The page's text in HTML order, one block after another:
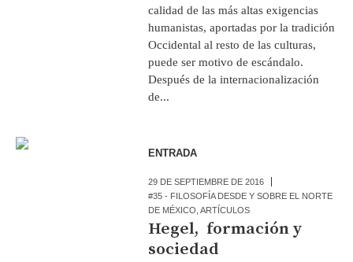
calidad de las más altas exigencias
humanistas, aportadas por la tradición
Occidental al resto de las culturas,
puede ser motivo de escándalo.
Después de la internacionalización
de...
ENTRADA
29 DE SEPTIEMBRE DE 2016
#35 - FILOSOFÍA DESDE Y SOBRE EL NORTE
DE MÉXICO ,ARTÍCULOS
Hegel, formación y
sociedad